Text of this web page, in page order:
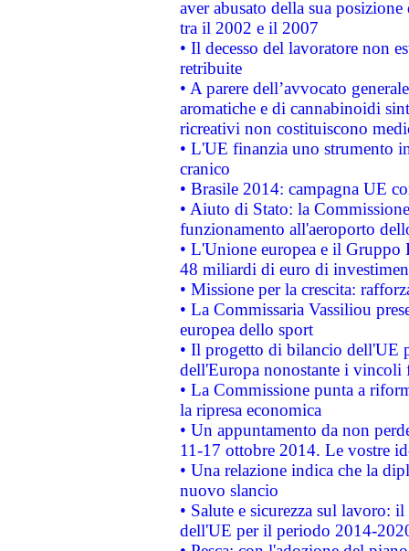
aver abusato della sua
tra il 2002 e il 2007
• Il decesso del lavoratore non
retribuite
• A parere dell’avvocato
aromatiche e di cannabinoidi
ricreativi non costituiscono
• L'UE finanzia uno strumento
cranico
• Brasile 2014: campagna UE
• Aiuto di Stato: la
funzionamento all'aeroporto
• L'Unione europea e il
48 miliardi di euro di
• Missione per la crescita:
• La Commissaria Vassiliou
europea dello sport
• Il progetto di bilancio dell'UE
dell'Europa nonostante i vincoli
• La Commissione punta a
la ripresa economica
• Un appuntamento da non
11-17 ottobre 2014. Le vostre
• Una relazione indica che la
nuovo slancio
• Salute e sicurezza sul lavoro:
dell'UE per il periodo 2014-